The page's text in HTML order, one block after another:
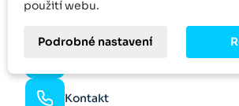
Kontakt
použití webu.
Podrobné nastavení